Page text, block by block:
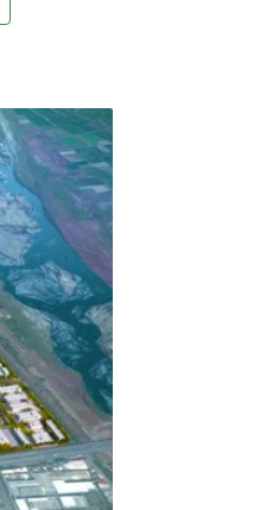
暴增，且
區設置再
水。」最
和發產業
做聯想。高
用水、污